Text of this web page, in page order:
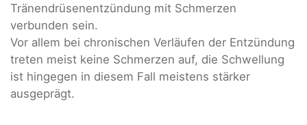
Tränendrüsenentzündung mit Schmerzen
verbunden sein.
Vor allem bei chronischen Verläufen der Entzündung
treten meist keine Schmerzen auf, die Schwellung
ist hingegen in diesem Fall meistens stärker
ausgeprägt.